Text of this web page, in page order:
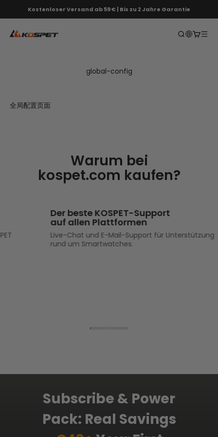
Zum Inhalt springen
Kostenloser Versand ab 59 € | Bis zu 2 Jahre Garantie
KOSPET EU Offene
global-config
全局配置页面
Warum bei
kospet.com kaufen?
Der beste KOSPET-Support
auf allen Plattformen
Live-Chat und E-Mail-Support für Unterstützung
rund um Smartwatches.
Subscribe & Power
Pack: Real Savings